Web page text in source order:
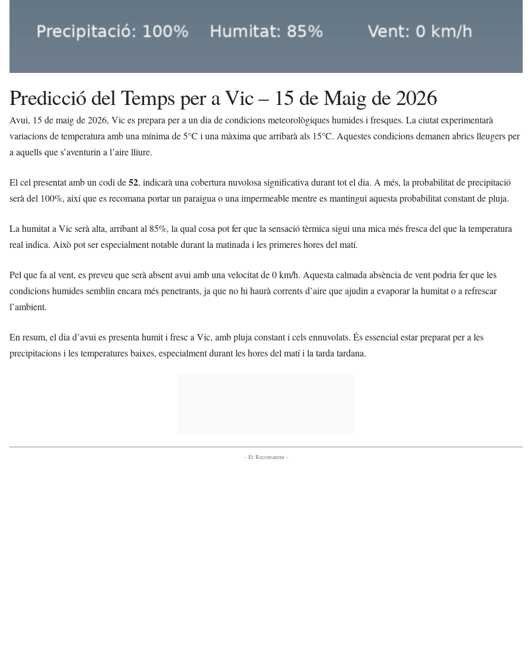
Predicció del Temps per a Vic – 15 de Maig de 2026
Avui, 15 de maig de 2026, Vic es prepara per a un dia de condicions meteorològiques humides i fresques. La ciutat experimentarà
variacions de temperatura amb una mínima de 5°C i una màxima que arribarà als 15°C. Aquestes condicions demanen abrics lleugers per
a aquells que s’aventurin a l’aire lliure.
El cel presentat amb un codi de52, indicarà una cobertura nuvolosa significativa durant tot el dia. A més, la probabilitat de precipitació
serà del 100%, així que es recomana portar un paraigua o una impermeable mentre es mantingui aquesta probabilitat constant de pluja.
La humitat a Vic serà alta, arribant al 85%, la qual cosa pot fer que la sensació tèrmica sigui una mica més fresca del que la temperatura
real indica. Això pot ser especialment notable durant la matinada i les primeres hores del matí.
Pel que fa al vent, es preveu que serà absent avui amb una velocitat de 0 km/h. Aquesta calmada absència de vent podria fer que les
condicions humides semblin encara més penetrants, ja que no hi haurà corrents d’aire que ajudin a evaporar la humitat o a refrescar
l’ambient.
En resum, el dia d’avui es presenta humit i fresc a Vic, amb pluja constant i cels ennuvolats. És essencial estar preparat per a les
precipitacions i les temperatures baixes, especialment durant les hores del matí i la tarda tardana.
- Et Recomanem -